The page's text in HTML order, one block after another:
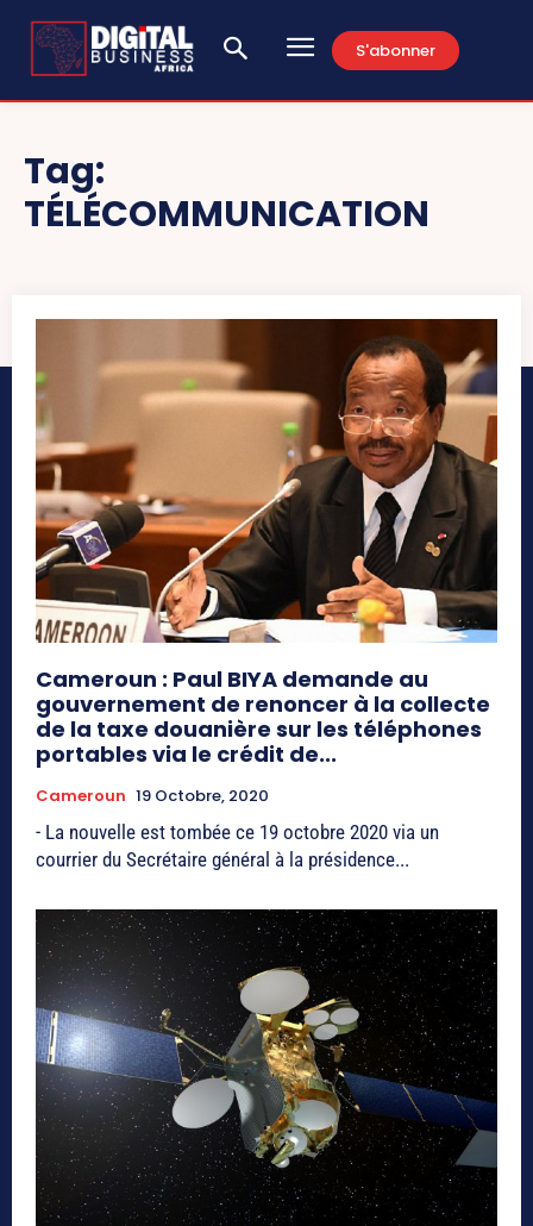
S'abonner
Tag:
TÉLÉCOMMUNICATION
Cameroun : Paul BIYA demande au
gouvernement de renoncer à la collecte
de la taxe douanière sur les téléphones
portables via le crédit de...
Cameroun 19 Octobre, 2020
- La nouvelle est tombée ce 19 octobre 2020 via un
courrier du Secrétaire général à la présidence...